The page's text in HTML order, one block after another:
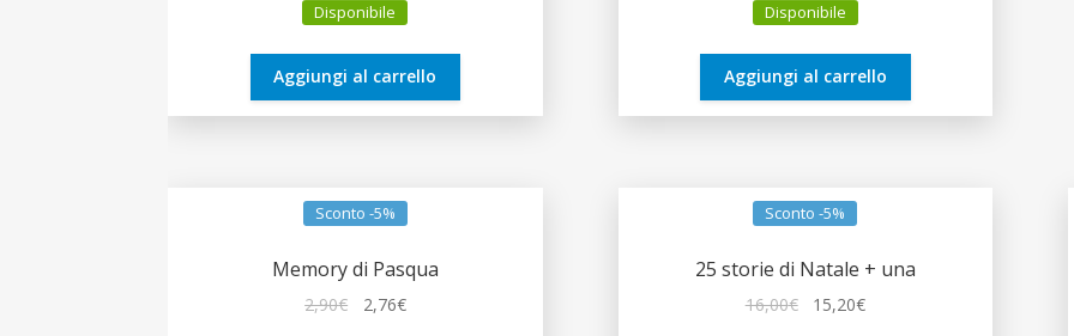
originale
12,90€. 12,26€.
Disponibile
Aggiungi al carrello
originale
14,00€. 13,30€.
Disponibile
Aggiungi al carrello
Sconto -5%
Memory di Pasqua
2,90€ 2,76€Il
Sconto -5%
25 storie di Natale + una
16,00€ 15,20€Il